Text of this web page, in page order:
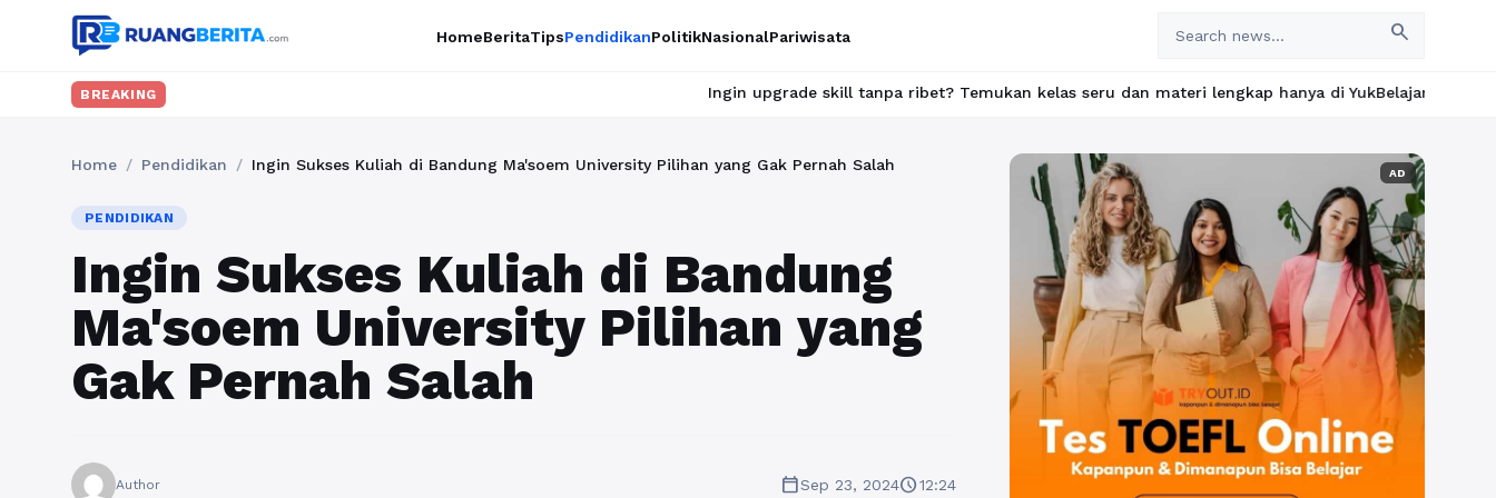
HomeBeritaTipsPendidikanPolitikNasionalPariwisata search
BREAKING Ingin upgrade skill tanpa ribet? Temukan kelas seru dan materi lengkap hanya di YukBelajar.com. Mulai langkah
Home / Pendidikan / Ingin Sukses Kuliah di Bandung Ma'soem University Pilihan yang Gak Pernah Salah
PENDIDIKAN
Ingin Sukses Kuliah di Bandung
Ma'soem University Pilihan yang
Gak Pernah Salah
Author calendar_todaySep 23, 2024schedule12:24
AD